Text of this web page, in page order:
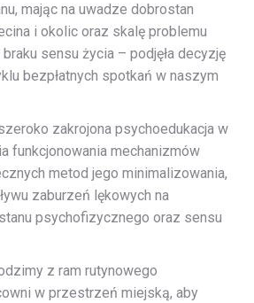
mając na uwadze dobrostan
i okolic oraz skalę problemu
sensu życia – podjęła decyzję
bezpłatnych spotkań w naszym
zakrojona psychoedukacja w
funkcjonowania mechanizmów
metod jego minimalizowania,
zaburzeń lękowych na
psychofizycznego oraz sensu
z ram rutynowego
w przestrzeń miejską, aby